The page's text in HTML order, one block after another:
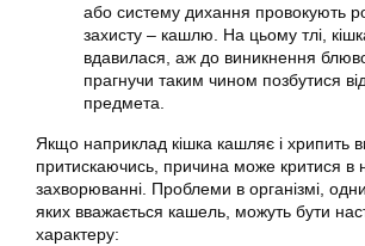
або систему дихання провокують
захисту – кашлю. На цьому тлі,
вдавилася, аж до виникнення
прагнучи таким чином позбутися
предмета.
Якщо наприклад кішка кашляє і хрипить
притискаючись, причина може критися в
захворюванні. Проблеми в організмі,
яких вважається кашель, можуть бути
характеру: